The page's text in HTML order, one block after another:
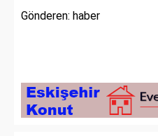
Gönderen: haber